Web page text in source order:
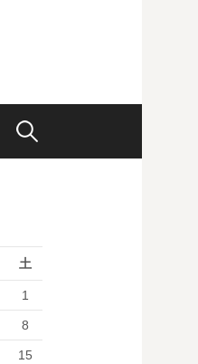
検
土
1
8
15